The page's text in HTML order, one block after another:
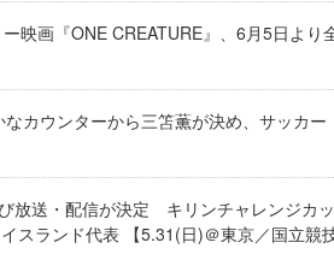
映画『ONE CREATURE』、6月5日より
カウンターから三笘薫が決め、サッカー
放送・配信が決定 キリンチャレンジカッ
スランド代表 【5.31(日)＠東京／国立競